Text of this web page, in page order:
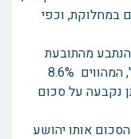
במחלוקת, וכפי
תשס"ח 9/10/07 רכש הנתבע מהתובעת
9,762 מניות של חברת "חברת "מטבח.נט"", המהווים 8.6%
נקבעה על סכום
מהסכום אותו יהושע